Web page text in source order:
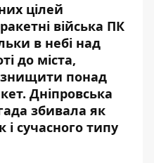
цілей
війська ПК
в небі над
до міста,
знищити понад
Дніпровська
збивала як
і сучасного типу